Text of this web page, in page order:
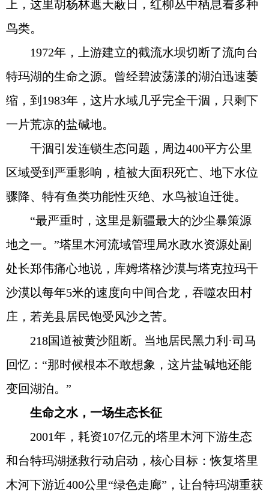
上，这里胡杨林遮天蔽日，红柳丛中栖息着多种
鸟类。
1972年，上游建立的截流水坝切断了流向台
特玛湖的生命之源。曾经碧波荡漾的湖泊迅速萎
缩，到1983年，这片水域几乎完全干涸，只剩下
一片荒凉的盐碱地。
干涸引发连锁生态问题，周边400平方公里
区域受到严重影响，植被大面积死亡、地下水位
骤降、特有鱼类功能性灭绝、水鸟被迫迁徙。
“最严重时，这里是新疆最大的沙尘暴策源
地之一。”塔里木河流域管理局水政水资源处副
处长郑伟痛心地说，库姆塔格沙漠与塔克拉玛干
沙漠以每年5米的速度向中间合龙，吞噬农田村
庄，若羌县居民饱受风沙之苦。
218国道被黄沙阻断。当地居民黑力利·司马
回忆：“那时候根本不敢想象，这片盐碱地还能
变回湖泊。”
生命之水，一场生态长征
2001年，耗资107亿元的塔里木河下游生态
和台特玛湖拯救行动启动，核心目标：恢复塔里
木河下游近400公里“绿色走廊”，让台特玛湖重获